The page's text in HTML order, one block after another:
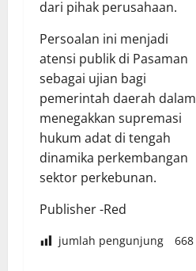
dari pihak perusahaan.
Persoalan ini menjadi
atensi publik di Pasaman
sebagai ujian bagi
pemerintah daerah dalam
menegakkan supremasi
hukum adat di tengah
dinamika perkembangan
sektor perkebunan.
Publisher -Red
jumlah pengunjung 668